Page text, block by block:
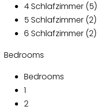
4 Schlafzimmer (5)
5 Schlafzimmer (2)
6 Schlafzimmer (2)
Bedrooms
Bedrooms
1
2